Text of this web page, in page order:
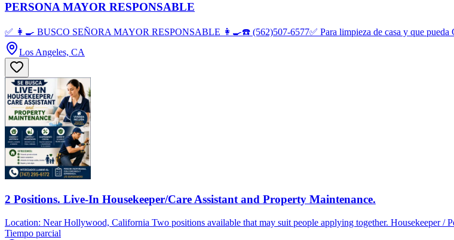
PERSONA MAYOR RESPONSABLE
✅ 👩‍🍳 BUSCO SEÑORA MAYOR RESPONSABLE 👩‍🍳☎️ (562)507-6577✅ Para limpieza de casa y que
Los Angeles, CA
2 Positions. Live-In Housekeeper/Care Assistant and Property Maintenance.
Location: Near Hollywood, California Two positions available that may suit people applying together. Housekeeper /
Tiempo parcial